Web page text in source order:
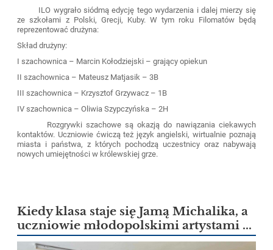
ILO wygrało siódmą edycję tego wydarzenia i dalej mierzy się
ze szkołami z Polski, Grecji, Kuby. W tym roku Filomatów będą
reprezentować drużyna:
Skład drużyny:
I szachownica – Marcin Kołodziejski – grający opiekun
II szachownica – Mateusz Matjasik – 3B
III szachownica – Krzysztof Grzywacz – 1B
IV szachownica – Oliwia Szypczyńska – 2H
Rozgrywki szachowe są okazją do nawiązania ciekawych
kontaktów. Uczniowie ćwiczą też język angielski, wirtualnie poznają
miasta i państwa, z których pochodzą uczestnicy oraz nabywają
nowych umiejętności w królewskiej grze.
Kiedy klasa staje się Jamą Michalika, a
uczniowie młodopolskimi artystami ...